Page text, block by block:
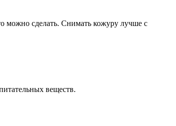
можно сделать. Снимать кожуру лучше с
веществ.